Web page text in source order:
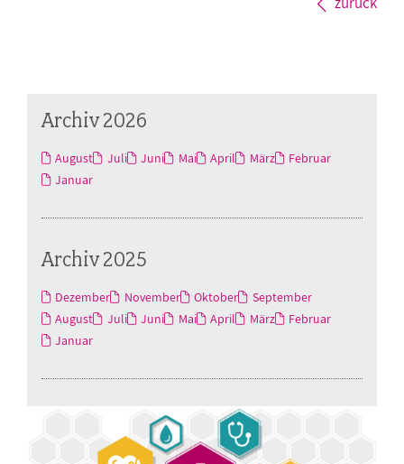
Archiv 2026
August Juli Juni Mai April März
Februar
Januar
Archiv 2025
Dezember November Oktober
September
August
Juli Juni Mai April März
Februar
Januar